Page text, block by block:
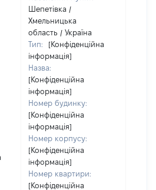
Шепетівка /
Хмельницька
область / Україна
Тип:
[Конфіденційна
інформація]
Назва:
[Конфіденційна
інформація]
Номер будинку:
[Конфіденційна
інформація]
Номер корпусу:
[Конфіденційна
інформація]
Номер квартири:
[Конфіденційна